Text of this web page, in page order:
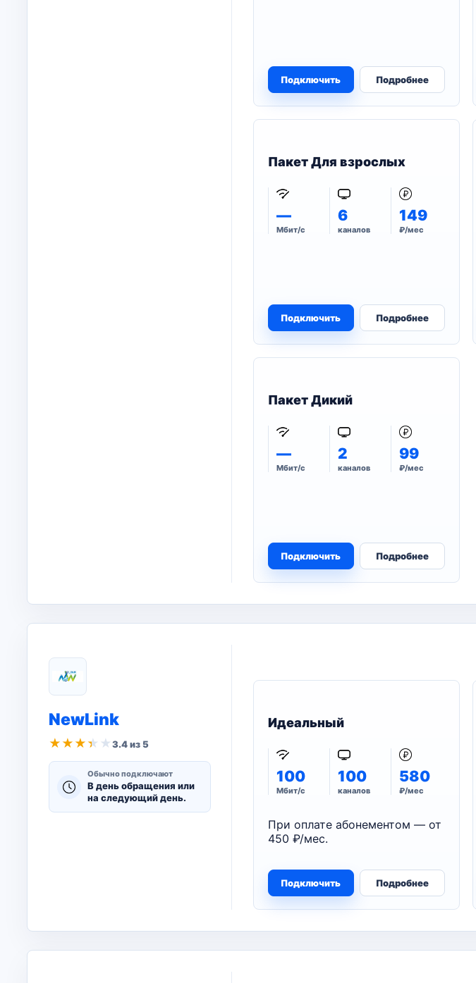
Подключить Подробнее
Пакет Для взрослых
—
Мбит/с
6
каналов
149
₽/мес
Подключить Подробнее
Пакет Дикий
—
Мбит/с
2
каналов
99
₽/мес
Подключить Подробнее
NewLink
★ ★ ★ ★ ★3.4 из 5
Обычно подключают
В день обращения или
на следующий день.
Идеальный
100
Мбит/с
100
каналов
580
₽/мес
При оплате абонементом — от
450 ₽/мес.
Подключить Подробнее